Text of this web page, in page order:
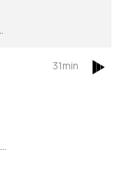
31min